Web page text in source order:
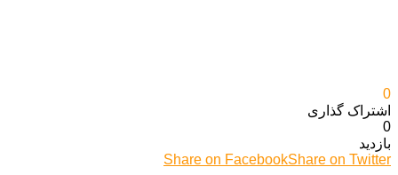
0
اشتراک گذاری‌
0
بازدید
Share on FacebookShare on Twitter